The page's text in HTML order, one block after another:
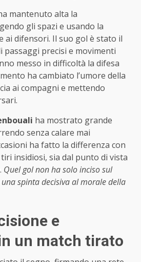
mantenuto alta la
gli spazi e usando la
ai difensori. Il suo gol è stato il
precisi e movimenti
messo in difficoltà la difesa
ha cambiato l’umore della
ai compagni e mettendo
ha mostrato grande
senza calare mai
ha fatto la differenza con
insidiosi, sia dal punto di vista
Quel gol non ha solo inciso sul
spinta decisiva al morale della
e
un match tirato